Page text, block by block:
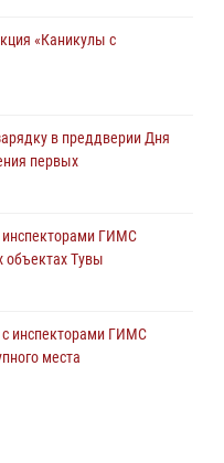
«Каникулы с
в преддверии Дня
первых
ГИМС
объектах Тувы
инспекторами ГИМС
места
детей в детских